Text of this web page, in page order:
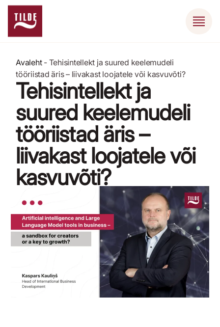
Avaleht- Tehisintellekt ja suured keelemudeli
tööriistad äris – liivakast loojatele või kasvuvõti?
Tehisintellekt ja
suured keelemudeli
tööriistad äris –
liivakast loojatele või
kasvuvõti?